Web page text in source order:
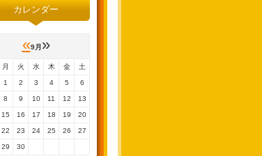
カレンダー
«9月 »
月 火 水 木 金 土
1 2 3 4 5 6
8 9 10 11 12 13
15 16 17 18 19 20
22 23 24 25 26 27
29 30